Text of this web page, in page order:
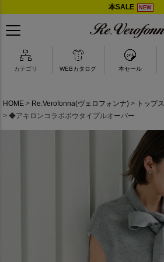
本SALE NEW
akiron × Re.Verofonna
カテゴリ WEBカタログ 本セール
HOME Re.Verofonna(ヴェロフォンナ) トップス
◆アキロンコラボボウタイプルオーバー